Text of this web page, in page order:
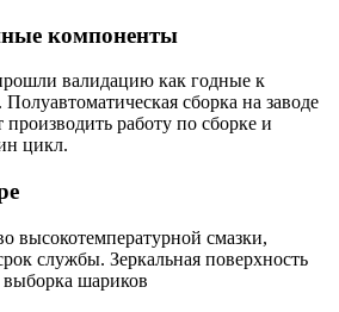
компоненты
валидацию как годные к
сборка на заводе
производить работу по сборке и
цикл.
высокотемпературной смазки,
службы. Зеркальная поверхность
выборка шариков